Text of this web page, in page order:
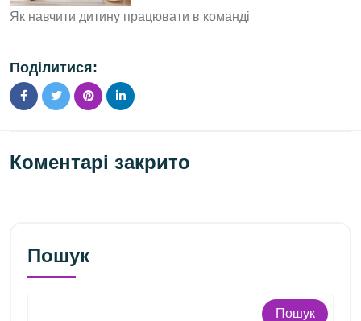
Як навчити дитину працювати в команді
Поділитися:
Коментарі закрито
Пошук
Пошук